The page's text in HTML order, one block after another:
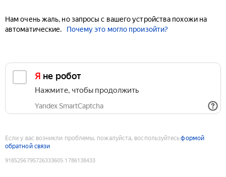
Нам очень жаль, но запросы с вашего устройства похожи на
автоматические.
Почему это могло произойти?
Я не робот
Нажмите, чтобы продолжить
Yandex SmartCaptcha
Если у вас возникли проблемы, пожалуйста, воспользуйтесьформой
обратной связи
9185256795726333605:1786138433